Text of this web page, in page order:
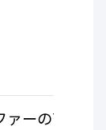
ァーの育成